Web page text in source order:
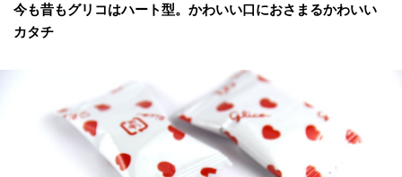
今も昔もグリコはハート型。かわいい口におさまるかわいい
カタチ